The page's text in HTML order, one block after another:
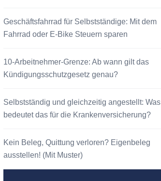
Geschäftsfahrrad für Selbstständige: Mit dem
Fahrrad oder E-Bike Steuern sparen
10-Arbeitnehmer-Grenze: Ab wann gilt das
Kündigungsschutzgesetz genau?
Selbstständig und gleichzeitig angestellt: Was
bedeutet das für die Krankenversicherung?
Kein Beleg, Quittung verloren? Eigenbeleg
ausstellen! (Mit Muster)